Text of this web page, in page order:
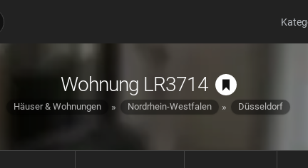
Wohnung LR3714
Häuser & Wohnungen Nordrhein-Westfalen Düsseldorf